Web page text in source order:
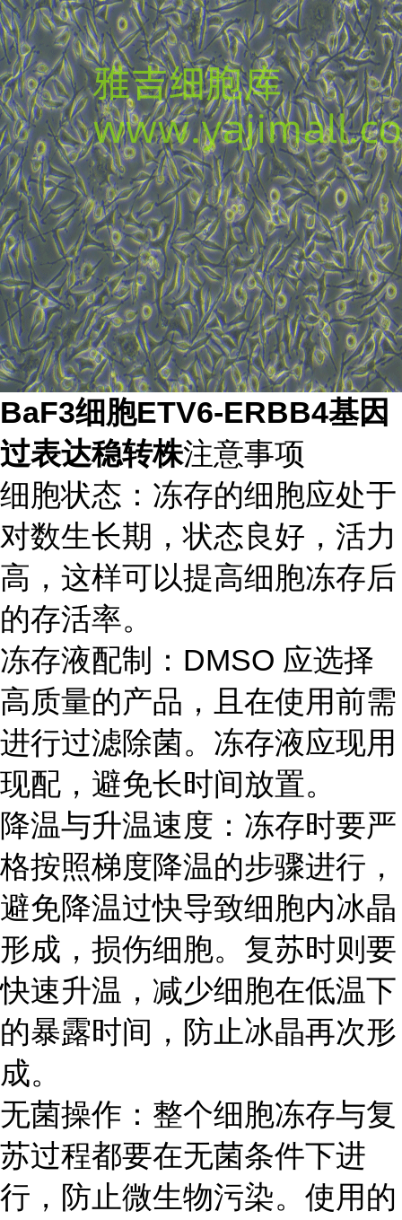
BaF3细胞ETV6-ERBB4基因
过表达稳转株注意事项
细胞状态：冻存的细胞应处于
对数生长期，状态良好，活力
高，这样可以提高细胞冻存后
的存活率。
冻存液配制：DMSO 应选择
高质量的产品，且在使用前需
进行过滤除菌。冻存液应现用
现配，避免长时间放置。
降温与升温速度：冻存时要严
格按照梯度降温的步骤进行，
避免降温过快导致细胞内冰晶
形成，损伤细胞。复苏时则要
快速升温，减少细胞在低温下
的暴露时间，防止冰晶再次形
成。
无菌操作：整个细胞冻存与复
苏过程都要在无菌条件下进
行，防止微生物污染。使用的